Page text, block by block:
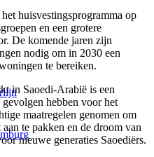
huisvestingsprogramma op
en een grotere
De komende jaren zijn
nodig om in 2030 een
te bereiken.
in Saoedi-Arabië is een
hebben voor het
maatregelen genomen om
te pakken en de droom van
nieuwe generaties Saoediërs.